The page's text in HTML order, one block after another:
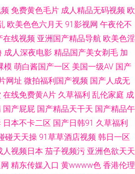
91福利姬 91视频免费试看 波多野结衣先峰影
热逼 日本阿v免费在线观看 91黄色颜色 大香
91在线精品视频观看 青青草社区视频美 91深
91次元网 抖阴在线免费看 日本久久视 91青
本道影院 东方av影库在线 欧美亚一二三 97资
专区 91蝌蚪成人 成人性交大片免费看 久草福
免费黄色毛片 成人精品无码视频 欧
欧美色色六月天 91影视网 午夜伦不
在线视频 亚洲国产精品导航 欧美色淫
成人深夜电影 精品国产美女剃毛 加
模 萌白酱国产一区 美国一级AV 国产
网址 微拍福利国产视频 国产人成无
在线免费黄A片 久草福利 乱伦家庭 成
国产屁屁 国产精品天干天 国产精品午
日本不卡二区 国产日韩91 久草福利
碰天天操 91草草酒店视频 韩日一区
人视频日本 茄子视频污 亚洲色欲天天
精东传媒入口 黄wwww色 香港伦理